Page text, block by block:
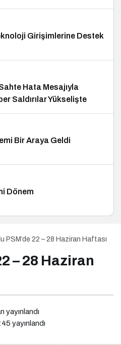
Girişimlerine Destek
Hata Mesajıyla
Saldırılar Yükselişte
Bir Araya Geldi
Dönem
PSM’de 22 – 28 Haziran Haftası
– 28 Haziran
yayınlandı
yayınlandı